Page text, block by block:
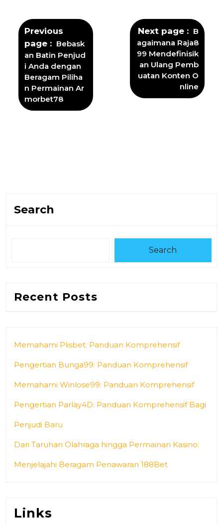
Previous
page
Bebask
an Batin Penjud
i Anda dengan
Beragam Piliha
n Permainan Ar
morbet78
Next page
B
agaimana Raja8
99 Mendefinisik
an Ulang Pemb
uatan Konten O
nline
Search
Search
Recent Posts
Memahami Plisbet: Panduan Komprehensif
Pengertian Bunga99: Panduan Komprehensif
Memahami Winlose99: Panduan Komprehensif
Pengertian Parlay4D: Panduan Komprehensif Bagi
Penjudi Baru
Dari Taruhan Olahraga hingga Permainan Kasino:
Menjelajahi Beragam Penawaran 188Bet
Links